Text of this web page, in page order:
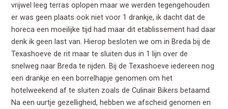
vrijwel leeg terras oplopen maar we werden tegengehouden
er was geen plaats ook niet voor 1 drankje, ik dacht dat de
horeca een moeilijke tijd had maar dit etablissement had daar
denk ik geen last van. Hierop besloten we om in Breda bij de
Texashoeve de rit maar te sluiten dus in 1 lijn over de
snelweg naar Breda te rijden. Bij de Texashoeve iedereen nog
een drankje en een borrelhapje genomen om het
hotelweekend af te sluiten zoals de Culinair Bikers betaamd.
Na een uurtje gezelligheid, hebben we afscheid genomen en